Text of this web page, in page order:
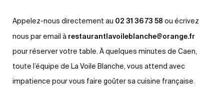
Appelez-nous directement au 02 31 36 73 58 ou écrivez
nous par email à restaurantlavoileblanche@orange.fr
pour réserver votre table. À quelques minutes de Caen,
toute l’équipe de La Voile Blanche, vous attend avec
impatience pour vous faire goûter sa cuisine française.